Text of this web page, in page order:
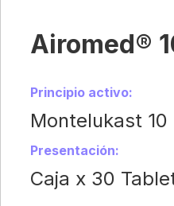
Airomed®
Principio activo:
Montelukast 10
Presentación:
Caja x 30